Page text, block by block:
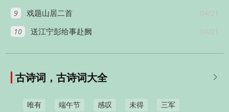
9 04/21
戏题山居二首
10 04/21
送江宁彭给事赴阙

古诗词，古诗词大全
唯有 端午节 感叹 未得 三军